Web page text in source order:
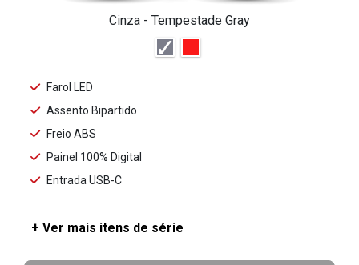
Cinza - Tempestade Gray
Farol LED
Assento Bipartido
Freio ABS
Painel 100% Digital
Entrada USB-C
+ Ver mais itens de série